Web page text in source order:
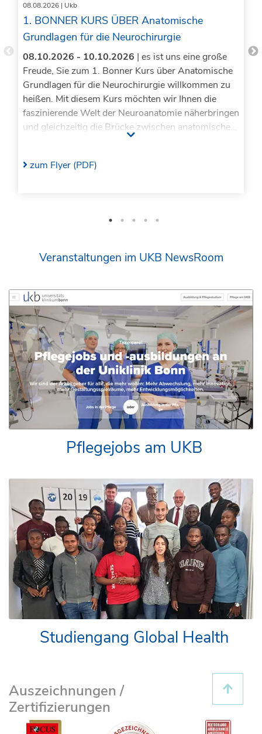
08.08.2026 | Ukb
1. BONNER KURS ÜBER Anatomische
Grundlagen für die Neurochirurgie
08.10.2026 - 10.10.2026 | es ist uns eine große
Freude, Sie zum 1. Bonner Kurs über Anatomische
Grundlagen für die Neurochirurgie willkommen zu
heißen. Mit diesem Kurs möchten wir Ihnen die
faszinierende Welt der Neuroanatomie näherbringen
und gleichzeitig die Brücke zwischen anatomischem
Grundlagenwissen und klinischer Anwendung in
zum Flyer (PDF)
Veranstaltungen im UKB NewsRoom
Pflegejobs am UKB
Studiengang Global Health
Auszeichnungen /
Zertifizierungen